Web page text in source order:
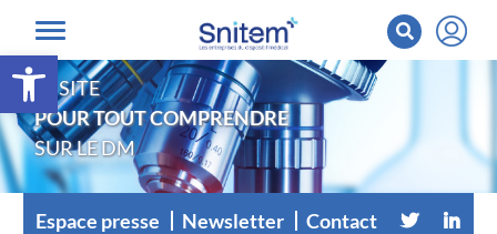
Ouvrir la barre d’outils
LE SITE
POUR TOUT COMPRENDRE
SUR LE DM
Espace presse Newsletter Contact